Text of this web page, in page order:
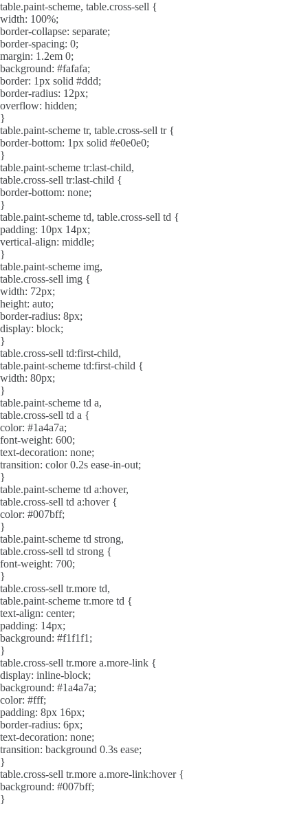
table.paint-scheme, table.cross-sell {
width: 100%;
border-collapse: separate;
border-spacing: 0;
margin: 1.2em 0;
background: #fafafa;
border: 1px solid #ddd;
border-radius: 12px;
overflow: hidden;
}
table.paint-scheme tr, table.cross-sell tr {
border-bottom: 1px solid #e0e0e0;
}
table.paint-scheme tr:last-child,
table.cross-sell tr:last-child {
border-bottom: none;
}
table.paint-scheme td, table.cross-sell td {
padding: 10px 14px;
vertical-align: middle;
}
table.paint-scheme img,
table.cross-sell img {
width: 72px;
height: auto;
border-radius: 8px;
display: block;
}
table.cross-sell td:first-child,
table.paint-scheme td:first-child {
width: 80px;
}
table.paint-scheme td a,
table.cross-sell td a {
color: #1a4a7a;
font-weight: 600;
text-decoration: none;
transition: color 0.2s ease-in-out;
}
table.paint-scheme td a:hover,
table.cross-sell td a:hover {
color: #007bff;
}
table.paint-scheme td strong,
table.cross-sell td strong {
font-weight: 700;
}
table.cross-sell tr.more td,
table.paint-scheme tr.more td {
text-align: center;
padding: 14px;
background: #f1f1f1;
}
table.cross-sell tr.more a.more-link {
display: inline-block;
background: #1a4a7a;
color: #fff;
padding: 8px 16px;
border-radius: 6px;
text-decoration: none;
transition: background 0.3s ease;
}
table.cross-sell tr.more a.more-link:hover {
background: #007bff;
}